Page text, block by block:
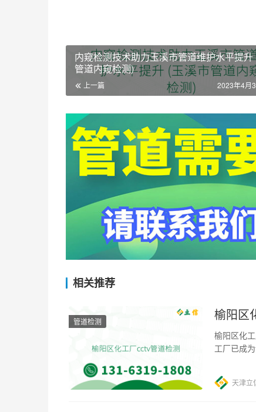
内窥检测技术助力玉溪市管道维护水平提升
管道内窥检测)
上一篇 2023年4月
相关推荐
管道检测 榆阳区
榆阳区化
工厂已成
天津立